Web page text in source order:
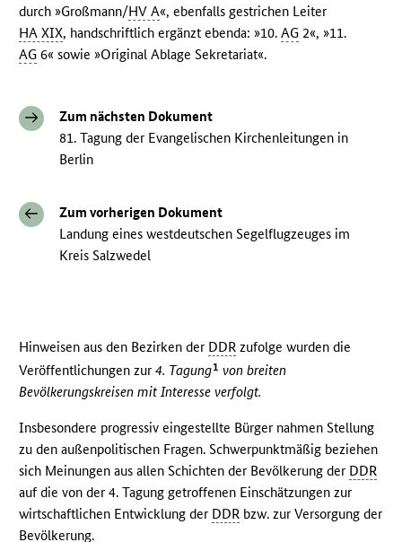
durch »Großmann/HV A«, ebenfalls gestrichen Leiter
HA XIX, handschriftlich ergänzt ebenda: »10.AG 2«, »11.
AG 6« sowie »Original Ablage Sekretariat«.
Zum nächsten Dokument
81. Tagung der Evangelischen Kirchenleitungen in
Berlin
Zum vorherigen Dokument
Landung eines westdeutschen Segelflugzeuges im
Kreis Salzwedel
Hinweisen aus den Bezirken der DDR zufolge wurden die
Veröffentlichungen zur4. Tagung1 von breiten
Bevölkerungskreisen mit Interesse verfolgt.
Insbesondere progressiv eingestellte Bürger nahmen Stellung
zu den außenpolitischen Fragen. Schwerpunktmäßig beziehen
sich Meinungen aus allen Schichten der Bevölkerung der DDR
auf die von der 4. Tagung getroffenen Einschätzungen zur
wirtschaftlichen Entwicklung der DDR bzw. zur Versorgung der
Bevölkerung.